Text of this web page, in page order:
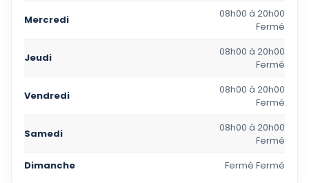
Mercredi
08h00 à 20h00
Fermé
Jeudi
08h00 à 20h00
Fermé
Vendredi
08h00 à 20h00
Fermé
Samedi
08h00 à 20h00
Fermé
Dimanche
Fermé Fermé